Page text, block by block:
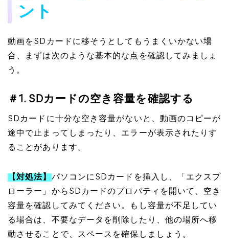
ント
動画をSDカードに移そうとしてもうまくいかない場
合、まずは次のような基本的な点を確認してみましょ
う。
＃1. SDカードの空き容量を確認する
SDカードに十分な空き容量がないと、動画のコピーが
途中で止まってしまったり、エラーが表示されたりす
ることがあります。
【対処法】 パソコンにSDカードを挿入し、「エクスプ
ローラー」からSDカードのプロパティを開いて、空き
容量を確認してみてください。もし容量が不足してい
る場合は、不要なデータを削除したり、他の場所へ移
動させることで、スペースを確保しましょう。